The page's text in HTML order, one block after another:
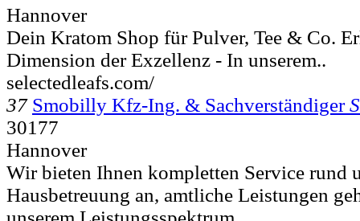
Hannover
Dein Kratom Shop für Pulver, Tee & Co.
Dimension der Exzellenz - In unserem..
selectedleafs.com/
37 Smobilly Kfz-Ing. & Sachverständiger
30177
Hannover
Wir bieten Ihnen kompletten Service rund
Hausbetreuung an, amtliche Leistungen